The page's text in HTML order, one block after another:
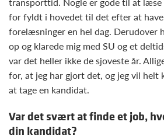
for fyldt i hovedet til det efter at
forelæsninger en hel dag. Derudover
op og klarede mig med SU og et
var det heller ikke de sjoveste år.
for, at jeg har gjort det, og jeg vil helt
at tage en kandidat.
Var det svært at finde et job,
din kandidat?